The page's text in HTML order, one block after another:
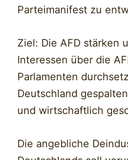
Parteimanifest zu
Ziel: Die AFD stärken
Interessen über die
Parlamenten
Deutschland
und wirtschaftlich
Die angebliche